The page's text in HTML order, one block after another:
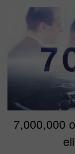
7,000,000